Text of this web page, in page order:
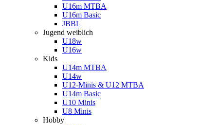
U16m MTBA
U16m Basic
JBBL
Jugend weiblich
U18w
U16w
Kids
U14m MTBA
U14w
U12-Minis & U12 MTBA
U14m Basic
U10 Minis
U8 Minis
Hobby